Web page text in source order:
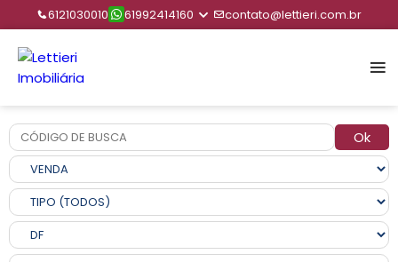
6121030010 61992414160 contato@lettieri.com.br
Ok